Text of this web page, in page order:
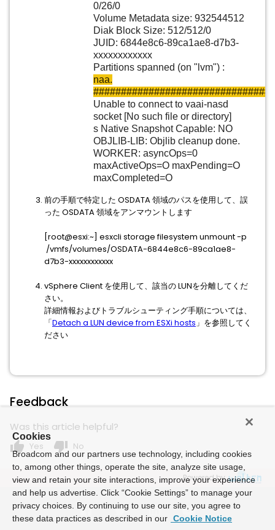
0/26/0
Volume Metadata size: 932544512
Diak Block Size: 512/512/0
JUID: 6844e8c6-89ca1ae8-d7b3-
xxxxxxxxxxxx
Partitions spanned (on "lvm") :
naa.
Unable to connect to vaai-nasd
socket [No such file or directory]
s Native Snapshot Capable: NO
OBJLIB-LIB: Objlib cleanup done.
WORKER: asyncOps=0
maxActiveOps=O maxPending=O
maxCompleted=O
前の手順で特定した OSDATA 領域のパスを使用して、誤
った OSDATA 領域をアンマウントします
[root@esxi:~] esxcli storage filesystem unmount -p
/vmfs/volumes/OSDATA-6844e8c6-89ca1ae8-
d7b3-xxxxxxxxxxxx
vSphere Client を使用して、該当の LUNを分離してくだ
さい。
詳細情報およびトラブルシューティング手順については、
「Detach a LUN device from ESXi hosts」を参照してく
ださい
Feedback
Was this article helpful?
thumb_up Yes thumb_down No
Powered by
Cookies
Broadcom and our partners use technology, including cookies
to, among other things, operate the site, analyze site usage,
view and retain your site interactions, improve your experience
and help us advertise. Click “Cookie Settings” to manage your
privacy choices. By continuing to use our site, you agree to
these data practices as described in our Cookie Notice